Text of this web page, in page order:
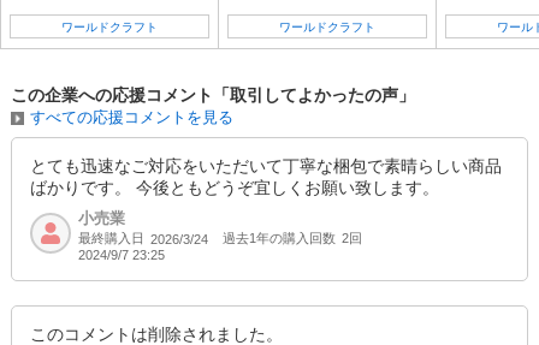
ー 春 ー
・『新生活 新学期 新社会人』
・『G.W. ゴールデンウィーク』
・『母の日ギフト』
・『父の日ギフト』
ー 夏 ー
・『お中元ギフト 暑中見舞い』
・『レジャー』
ワールドクラフト ワールドクラフト ワール
この企業への応援コメント「取引してよかったの声」
すべての応援コメントを見る
とても迅速なご対応をいただいて丁寧な梱包で素晴らしい商品
ばかりです。 今後ともどうぞ宜しくお願い致します。
小売業
最終購入日 2026/3/24 過去1年の購入回数 2回
2024/9/7 23:25
このコメントは削除されました。